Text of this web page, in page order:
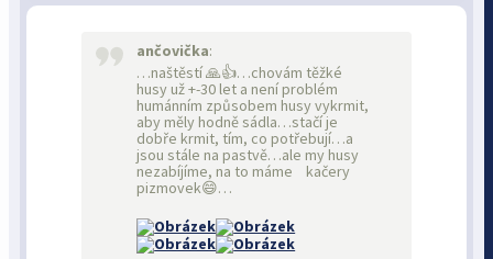
ančovička:
…naštěstí 🙏👍…chovám těžké
husy už +-30 let a není problém
humánním způsobem husy vykrmit,
aby měly hodně sádla…stačí je
dobře krmit, tím, co potřebují…a
jsou stále na pastvě…ale my husy
nezabíjíme, na to máme kačery
pizmovek😄…